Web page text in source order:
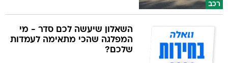
רכב
השאלון שיעשה לכם סדר - מי
המפלגה שהכי מתאימה לעמדות
שלכם?